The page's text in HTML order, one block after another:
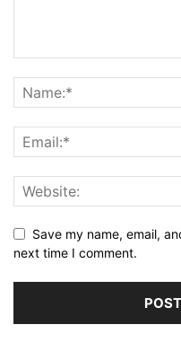
Save my name, email,
next time I comment.